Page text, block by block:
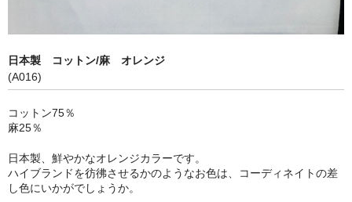
マスクプロジェクト
問い合わせフォーム
ブログ
日本製 コットン/麻 オレンジ
(A016)
コットン75％
麻25％
日本製、鮮やかなオレンジカラーです。
ハイブランドを彷彿させるかのようなお色は、コーディネイトの差
し色にいかがでしょうか。